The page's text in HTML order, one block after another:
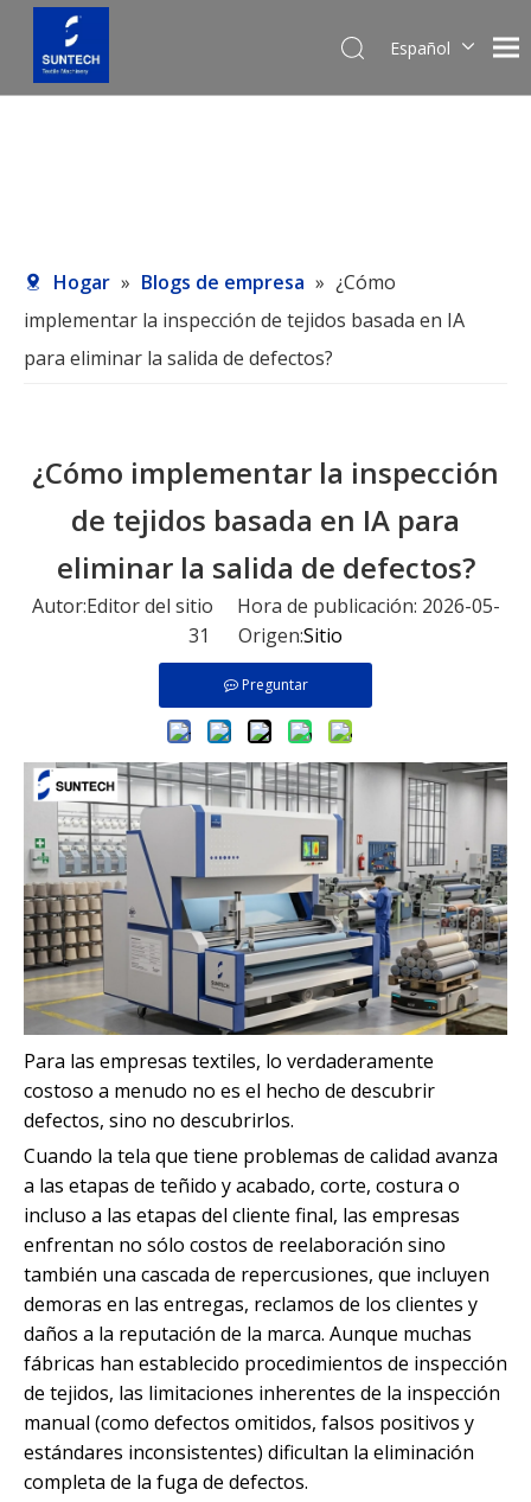
Español
Hogar » Blogs de empresa » ¿Cómo
implementar la inspección de tejidos basada en IA
para eliminar la salida de defectos?
¿Cómo implementar la inspección
de tejidos basada en IA para
eliminar la salida de defectos?
Autor:Editor del sitio Hora de publicación: 2026-05-
31 Origen:Sitio
Preguntar
Para las empresas textiles, lo verdaderamente
costoso a menudo no es el hecho de descubrir
defectos, sino no descubrirlos.
Cuando la tela que tiene problemas de calidad avanza
a las etapas de teñido y acabado, corte, costura o
incluso a las etapas del cliente final, las empresas
enfrentan no sólo costos de reelaboración sino
también una cascada de repercusiones, que incluyen
demoras en las entregas, reclamos de los clientes y
daños a la reputación de la marca. Aunque muchas
fábricas han establecido procedimientos de inspección
de tejidos, las limitaciones inherentes de la inspección
manual (como defectos omitidos, falsos positivos y
estándares inconsistentes) dificultan la eliminación
completa de la fuga de defectos.